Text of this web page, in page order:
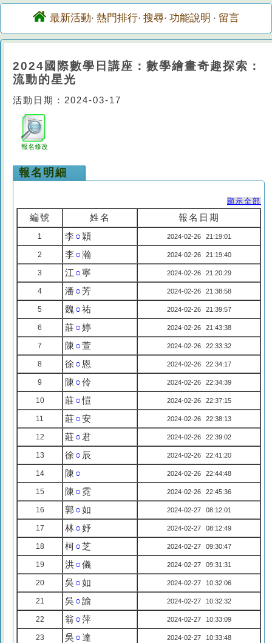
最新活動· 熱門排行· 搜尋· 功能說明 · 留言
2024國際數學日講座：數學繪畫奇趣探索：
流動的星光
活動日期：2024-03-17
報名修改
報名明細
顯示全部
編號 姓名 報名日期
1 李○ 穎 2024-02-26 21:19:01
2 李○瀚 2024-02-26 21:19:40
3 江 ○寧 2024-02-26 21:20:29
4 潘 ○芳 2024-02-26 21:38:58
5 魏 ○祐 2024-02-26 21:39:57
6 莊○婷 2024-02-26 21:43:38
7 陳 ○萱 2024-02-26 22:33:32
8 徐 ○ 恩 2024-02-26 22:34:17
9 陳 ○伶 2024-02-26 22:34:39
10 莊○愷 2024-02-26 22:37:15
11 莊○安 2024-02-26 22:38:13
12 莊○君 2024-02-26 22:39:02
13 徐 ○ 辰 2024-02-26 22:41:20
14 陳 ○ 2024-02-26 22:44:48
15 陳 ○ 霓 2024-02-26 22:45:36
16 郭 ○如 2024-02-27 08:12:01
17 林○妤 2024-02-27 08:12:49
18 柯○芝 2024-02-27 09:30:47
19 洪○儀 2024-02-27 09:31:31
20 吳 ○如 2024-02-27 10:32:06
21 吳 ○諭 2024-02-27 10:32:32
22 翁 ○萍 2024-02-27 10:33:09
23 吳 ○達 2024-02-27 10:33:48